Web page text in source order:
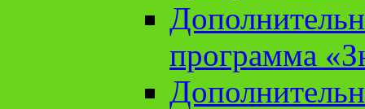
программа